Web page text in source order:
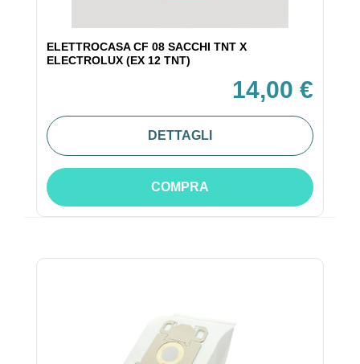
ELETTROCASA CF 08 SACCHI TNT X
ELECTROLUX (EX 12 TNT)
14,00 €
DETTAGLI
COMPRA